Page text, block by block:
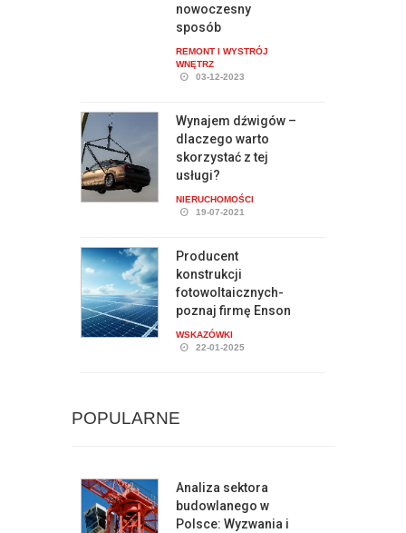
nowoczesny
sposób
REMONT I WYSTRÓJ
WNĘTRZ
03-12-2023
Wynajem dźwigów –
dlaczego warto
skorzystać z tej
usługi?
NIERUCHOMOŚCI
19-07-2021
Producent
konstrukcji
fotowoltaicznych-
poznaj firmę Enson
WSKAZÓWKI
22-01-2025
POPULARNE
Analiza sektora
budowlanego w
Polsce: Wyzwania i